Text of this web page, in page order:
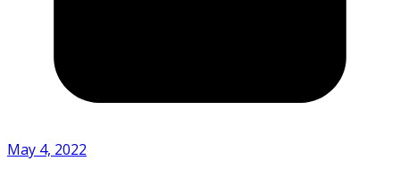
May 4, 2022